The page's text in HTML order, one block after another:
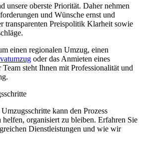
unsere oberste Priorität. Daher nehmen
und Wünsche ernst und
transparenten Preispolitik Klarheit sowie
einen regionalen Umzug, einen
oder das Anmieten eines
Team steht Ihnen mit Professionalität und
kann den Prozess
organisiert zu bleiben. Erfahren Sie
Dienstleistungen und wie wir